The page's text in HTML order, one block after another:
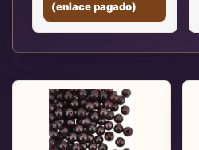
(enlace pagado)